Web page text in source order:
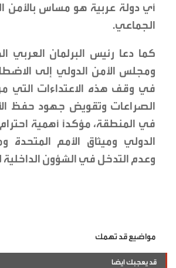
أي دولة عربية هو مساس بالأمن
الجماعي.
كما دعا رئيس البرلمان العربي
ومجلس الأمن الدولي إلى
في وقف هذه الاعتداءات التي
الصراعات وتقويض جهود حفظ
في المنطقة، مؤكدًا أهمية احترام
الدولي وميثاق الأمم المتحدة
وعدم التدخل في الشؤون الداخلية
مواضيع قد تهمك
قد يعجبك ايضا